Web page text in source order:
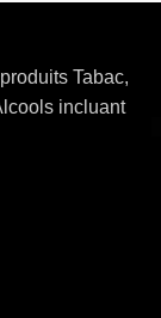
Tabac,
incluant